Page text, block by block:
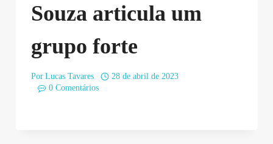
Souza articula um
grupo forte
Por Lucas Tavares
28 de abril de 2023
0 Comentários